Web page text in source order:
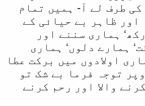
طرف لے آ- ہمیں تمام
اور ظاہر بے حیائی کے
ہماری سننے اور
ہمارے دلوں‘ ہماری
اولادوں میں برکت عطا
توجہ فرما بے شک تو
والا اور رحم کرنے